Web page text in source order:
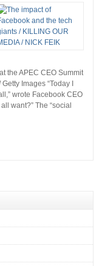
the APEC CEO Summit
Images “Today I
wrote Facebook CEO
want?” The “social